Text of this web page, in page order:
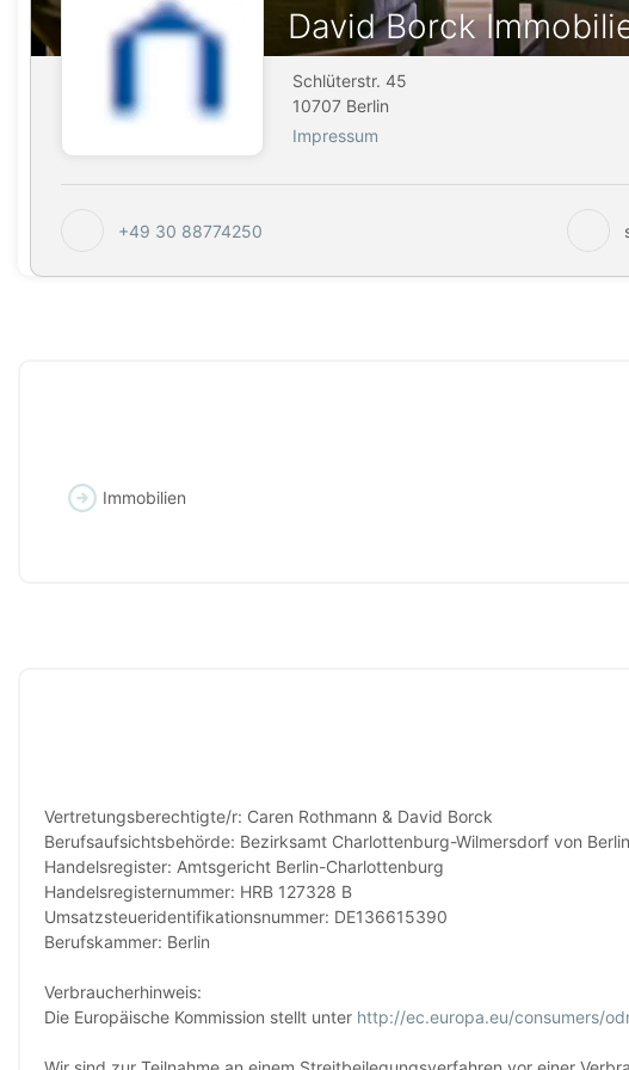
David Borck
Schlüterstr. 45
10707 Berlin
Impressum
+49 30 88774250
Immobilien
Vertretungsberechtigte/r: Caren Rothmann & David Borck
Berufsaufsichtsbehörde: Bezirksamt Charlottenburg-Wilmersdorf von
Handelsregister: Amtsgericht Berlin-Charlottenburg
Handelsregisternummer: HRB 127328 B
Umsatzsteueridentifikationsnummer: DE136615390
Berufskammer: Berlin
Verbraucherhinweis:
Die Europäische Kommission stellt unter http://ec.europa.eu/consumers/